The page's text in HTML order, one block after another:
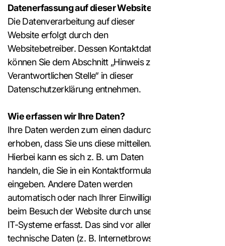
Datenerfassung auf dieser Website?
Die Datenverarbeitung auf dieser
Website erfolgt durch den
Websitebetreiber. Dessen Kontaktdaten
können Sie dem Abschnitt „Hinweis zur
Verantwortlichen Stelle“ in dieser
Datenschutzerklärung entnehmen.
Wie erfassen wir Ihre Daten?
Ihre Daten werden zum einen dadurch
erhoben, dass Sie uns diese mitteilen.
Hierbei kann es sich z. B. um Daten
handeln, die Sie in ein Kontaktformular
eingeben. Andere Daten werden
automatisch oder nach Ihrer Einwilligung
beim Besuch der Website durch unsere
IT-Systeme erfasst. Das sind vor allem
technische Daten (z. B. Internetbrowser,